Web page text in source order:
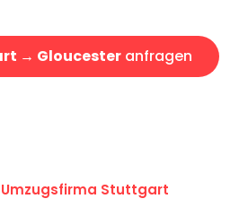
→ Gloucesteranfragen
Stuttgart